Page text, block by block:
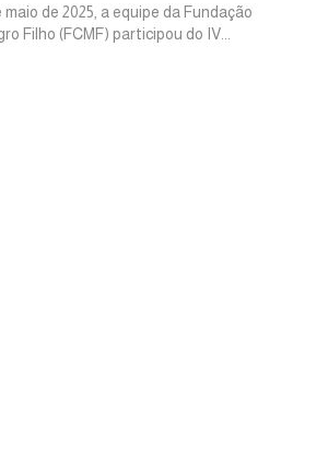
maio de 2025, a equipe da Fundação
Filho (FCMF) participou do IV...